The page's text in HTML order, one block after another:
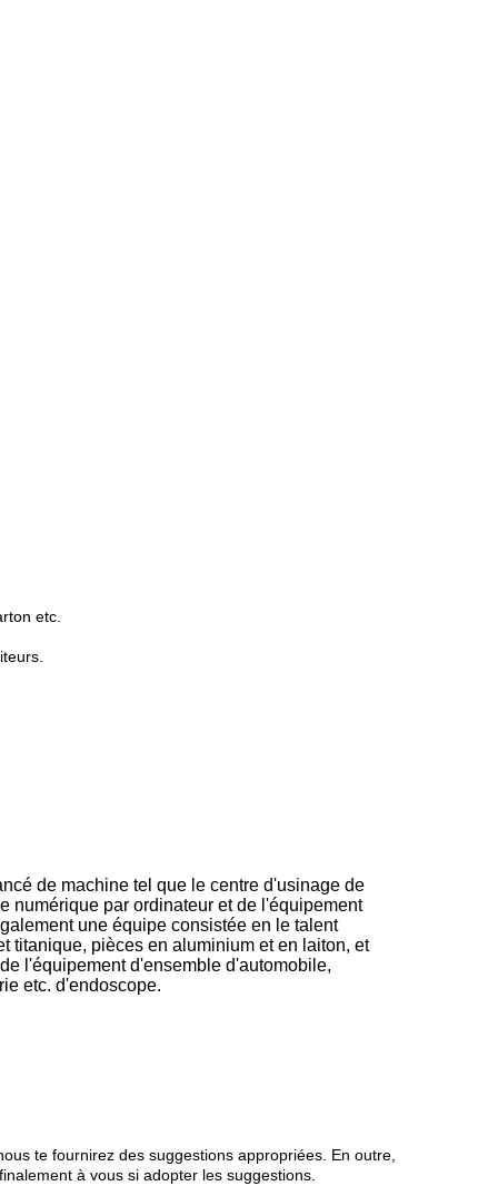
etc.
de machine tel que le centre d'usinage de
numérique par ordinateur et de l'équipement
une équipe consistée en le talent
titanique, pièces en aluminium et en laiton, et
l'équipement d'ensemble d'automobile,
etc. d'endoscope.
te fournirez des suggestions appropriées. En outre,
à vous si adopter les suggestions.